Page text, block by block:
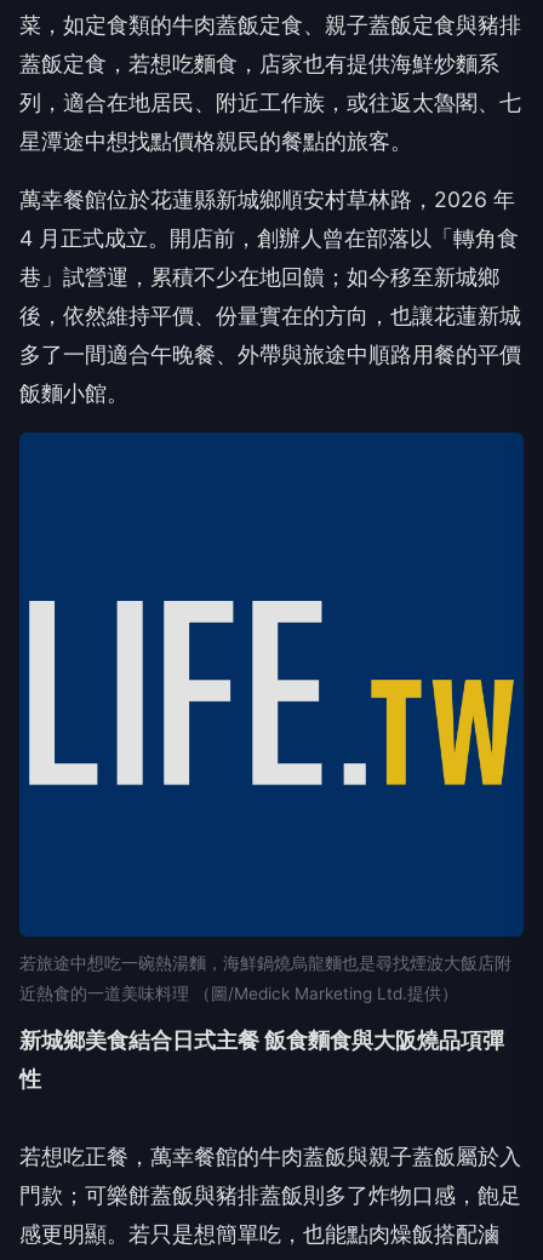
菜，如定食類的牛肉蓋飯定食、親子蓋飯定食與豬排
蓋飯定食，若想吃麵食，店家也有提供海鮮炒麵系
列，適合在地居民、附近工作族，或往返太魯閣、七
星潭途中想找點價格親民的餐點的旅客。
萬幸餐館位於花蓮縣新城鄉順安村草林路，2026 年
4 月正式成立。開店前，創辦人曾在部落以「轉角食
巷」試營運，累積不少在地回饋；如今移至新城鄉
後，依然維持平價、份量實在的方向，也讓花蓮新城
多了一間適合午晚餐、外帶與旅途中順路用餐的平價
飯麵小館。
若旅途中想吃一碗熱湯麵，海鮮鍋燒烏龍麵也是尋找煙波大飯店附
近熱食的一道美味料理 （圖/Medick Marketing Ltd.提供）
新城鄉美食結合日式主餐 飯食麵食與大阪燒品項彈
性
若想吃正餐，萬幸餐館的牛肉蓋飯與親子蓋飯屬於入
門款；可樂餅蓋飯與豬排蓋飯則多了炸物口感，飽足
感更明顯。若只是想簡單吃，也能點肉燥飯搭配滷